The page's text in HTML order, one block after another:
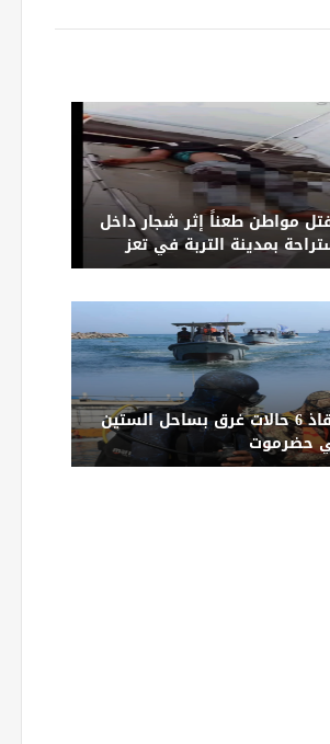
مواطن طعناً إثر شجار داخل
بمدينة التربة في تعز
إنقاذ 6 حالات غرق بساحل الستين
حضرموت